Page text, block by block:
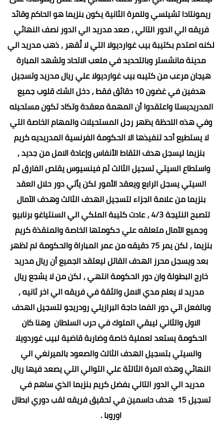
ريمونتادا تشيلسي وللمرة الثانية يكون بنزيما هو الحاكم وقائد
فريقه الي الدور التالي ، صعد مدريد الي الدور نصف النهائي
لكنه اصتدم بكتيبة بيب غوارديولا التي لا تُقهر ، ذهب مدريد الي
مدينة مانشستر وبالتحديد في ملعب الاتحاد وتشهد المبارة
هيجان مرعب من كتيبه بيب غوارديولا علي ريال مدريد وتسجيل
هدفين في غضون 10 دقائق فقط ، دخل الشك قلوب جميع
المدريديستا واعتقدوا أن المهمة معقدة وتكاد تكون مستحيله
وفي هذه اللحظة يظهر رجل المستحيلات والمهام الخاصة التي
لا يستطيع أحد تنفيذها الا الحكومة الفرنسية المدريديه كريم
بنزيما ليسجل هدف التقاط الأنفاس وإعادة الامل من جديد ،
واستطاع السيتي تسجيل الثالث ثم فينسيوس يقلص الفارق ثم
السيتي يسجل الرابع ويعقد الأمور لكن يأتي دور حلال العقد
بنزيما من علامة الجزاء لتسجيل الهدف الثالث وهدف الآمال
لتصبح النتيجة 4/3 ، عادت كتيبة الملكي الي السنتياغو برنابيو
وجميع الآمال متعلقه علي حكومتها الخاصة والمنقذة كريم
بنزيما ، لكن يمر 75 دقيقه من عمر المباراة والحكومة لم تظهر
بعد ويسجل محرز الهدف القاتل ليعتقد الجميع أن ريال مدريد
خارج البطولة وان دور الحكومة انتهي ، لكن من لا يشجع ريال
مدريد لا يعلم مدي الامل والثقة في فريقه الي اخر ثانيه ،
وبالفعل اتي دور الفما حاجة البرازيلي رودريجو لتسجيل الهدف
الاول والثاني ليبقي الملوك في حرب السلطان وهنا كان
الحكومة يستعد لعملية خاصة وضاربة قاضية لبيب غوردويلا
والسيتي بتسجيل الهدف الثالث والصعود بالميرنغي الي
النهائي وهذه المرة الثالثة علي التوالي التي يصعد فيها ريال
مدريد الي الدور التالي بفضل كريم بنزيما الذي ساهم في
تسجيل 15 هدف حاسمين في تحقيق فريقه لقب دوري ابطال
اوروبا .